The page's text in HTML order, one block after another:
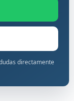
directamente